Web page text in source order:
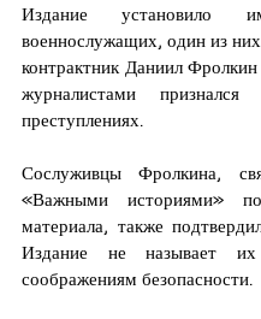
Издание установило
военнослужащих, один из
контрактник Даниил
журналистами
преступлениях.
Сослуживцы Фролкина,
«Важными историями»
материала, также
Издание не называет
соображениям безопасности.